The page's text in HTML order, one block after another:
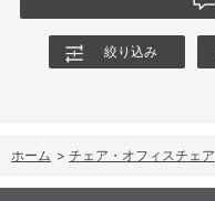
絞り込み
ホーム > チェア・オフィスチェア